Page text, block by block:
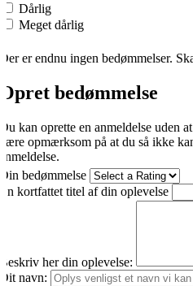
Dårlig
Meget dårlig
er endnu ingen bedømmelser.
bedømmelse
kan oprette en anmeldelse uden
opmærksom på at du så ikke
bedømmelse
kortfattet titel af din oplevelse
her din oplevelse:
navn: